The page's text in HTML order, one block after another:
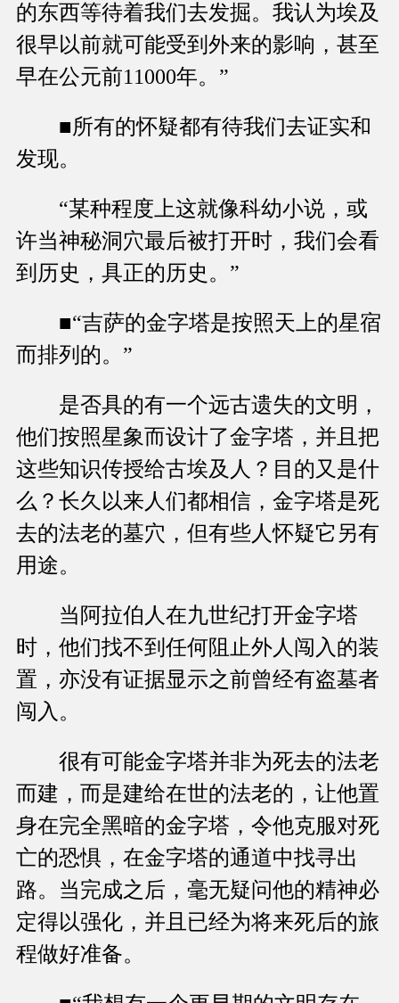
的东西等待着我们去发掘。我认为埃及
很早以前就可能受到外来的影响，甚至
早在公元前11000年。”
■所有的怀疑都有待我们去证实和
发现。
“某种程度上这就像科幼小说，或
许当神秘洞穴最后被打开时，我们会看
到历史，具正的历史。”
■“吉萨的金字塔是按照天上的星宿
而排列的。”
是否具的有一个远古遗失的文明，
他们按照星象而设计了金字塔，并且把
这些知识传授给古埃及人？目的又是什
么？长久以来人们都相信，金字塔是死
去的法老的墓穴，但有些人怀疑它另有
用途。
当阿拉伯人在九世纪打开金字塔
时，他们找不到任何阻止外人闯入的装
置，亦没有证据显示之前曾经有盗墓者
闯入。
很有可能金字塔并非为死去的法老
而建，而是建给在世的法老的，让他置
身在完全黑暗的金字塔，令他克服对死
亡的恐惧，在金字塔的通道中找寻出
路。当完成之后，毫无疑问他的精神必
定得以强化，并且已经为将来死后的旅
程做好准备。